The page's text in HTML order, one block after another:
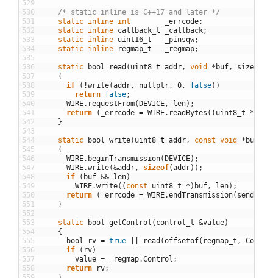
529
530
531
532
533
534
535
536
537
538
539
540
541
542
543
544
545
546
547
548
549
550
551
552
553
554
555
556
557
558
/* static inline is C++17 and later */
static inline int _errcode;
static inline callback t _callback;
static inline uint16 t _pinsqw;
static inline regmap t _regmap;
static bool read ( uint8 t addr , void * buf , size
{
if
( !write(addr , nullptr , 0 , false) )
return false;
WIRE. requestFrom(DEVICE , len) ;
return
( _errcode = WIRE. readBytes ( ( uint8_t *
}
static bool write( uint8 t addr , const void * buf
{
WIRE. beginTransmission(DEVICE) ;
WIRE.write(&addr , sizeof(addr) ) ;
if
( buf && len)
WIRE.write( ( const uint8_t * ) buf , len) ;
return
( _errcode = WIRE.endTransmission( sendStop
}
static bool getControl ( control_t &value)
{
bool
rv = true read (offsetof( regmap_t ,
if
( rv)
value = _regmap.Control ;
return
rv;